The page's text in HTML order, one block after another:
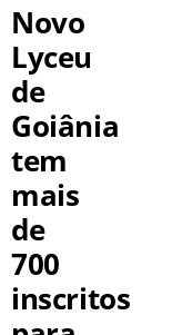
Novo
Lyceu
de
Goiânia
tem
mais
de
700
inscritos